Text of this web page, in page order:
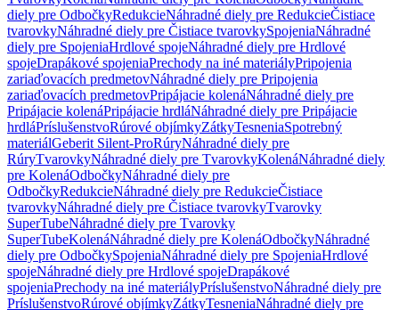
diely pre OdbočkyRedukcieNáhradné diely pre RedukcieČistiace
tvarovkyNáhradné diely pre Čistiace tvarovkySpojeniaNáhradné
diely pre SpojeniaHrdlové spojeNáhradné diely pre Hrdlové
spojeDrapákové spojeniaPrechody na iné materiályPripojenia
zariaďovacích predmetovNáhradné diely pre Pripojenia
zariaďovacích predmetovPripájacie kolenáNáhradné diely pre
Pripájacie kolenáPripájacie hrdláNáhradné diely pre Pripájacie
hrdláPríslušenstvoRúrové objímkyZátkyTesneniaSpotrebný
materiálGeberit Silent-ProRúryNáhradné diely pre
RúryTvarovkyNáhradné diely pre TvarovkyKolenáNáhradné diely
pre KolenáOdbočkyNáhradné diely pre
OdbočkyRedukcieNáhradné diely pre RedukcieČistiace
tvarovkyNáhradné diely pre Čistiace tvarovkyTvarovky
SuperTubeNáhradné diely pre Tvarovky
SuperTubeKolenáNáhradné diely pre KolenáOdbočkyNáhradné
diely pre OdbočkySpojeniaNáhradné diely pre SpojeniaHrdlové
spojeNáhradné diely pre Hrdlové spojeDrapákové
spojeniaPrechody na iné materiályPríslušenstvoNáhradné diely pre
PríslušenstvoRúrové objímkyZátkyTesneniaNáhradné diely pre